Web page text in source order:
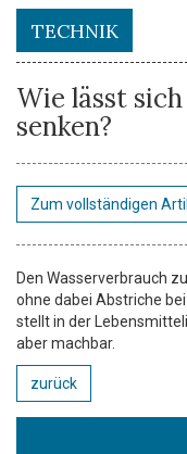
TECHNIK
Wie lässt
senken?
Zum vollständigen
Den Wasserverbrauch
ohne dabei Abstriche
stellt in der
aber machbar.
zurück